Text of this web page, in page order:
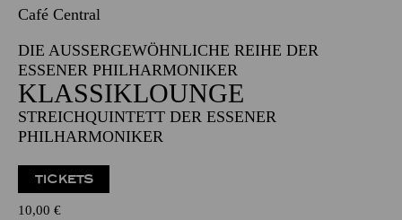
Café Central
DIE AUSSERGEWÖHNLICHE REIHE DER E
SSENER PHILHARMONIKER
KLASSIKLOUNGE
STREICHQUINTETT DER ESSENER
PHILHARMONIKER
TICKETS
10,00 €